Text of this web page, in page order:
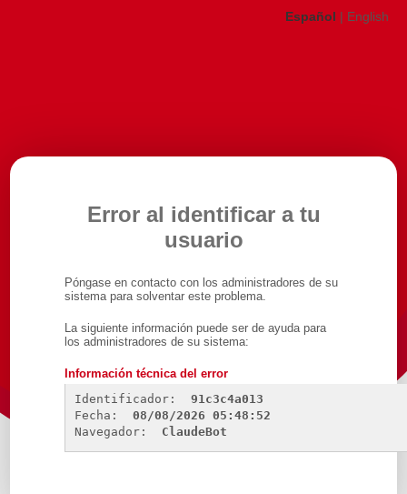
Español | English
Error al identificar a tu
usuario
Póngase en contacto con los administradores de su
sistema para solventar este problema.
La siguiente información puede ser de ayuda para
los administradores de su sistema:
Información técnica del error
Identificador:
91c3c4a013
Fecha:
08/08/2026 05:48:52
Navegador:
ClaudeBot